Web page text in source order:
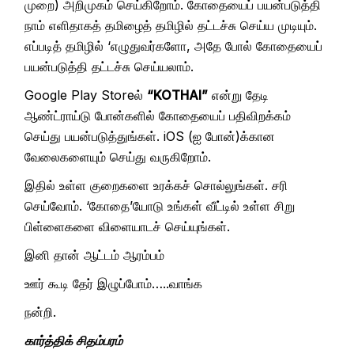
முறை) அறிமுகம் செய்கிறோம். கோதையைப் பயன்படுத்தி
நாம் எளிதாகத் தமிழைத் தமிழில் தட்டச்சு செய்ய முடியும்.
எப்படித் தமிழில் ‘எழுதுவர்களோ, அதே போல் கோதையைப்
பயன்படுத்தி தட்டச்சு செய்யலாம்.
Google Play Storeல் “KOTHAI” என்று தேடி
ஆண்ட்ராய்டு போன்களில் கோதையைப் பதிவிறக்கம்
செய்து பயன்படுத்துங்கள். iOS (ஐ போன்)க்கான
வேலைகளையும் செய்து வருகிறோம்.
இதில் உள்ள குறைகளை உரக்கச் சொல்லுங்கள். சரி
செய்வோம். ‘கோதை’யோடு உங்கள் வீட்டில் உள்ள சிறு
பிள்ளைகளை விளையாடச் செய்யுங்கள்.
இனி தான் ஆட்டம் ஆரம்பம்
ஊர் கூடி தேர் இழுப்போம்…..வாங்க
நன்றி.
கார்த்திக் சிதம்பரம்